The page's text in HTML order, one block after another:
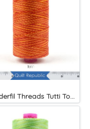
Wonderfil Threads Tutti Tomato